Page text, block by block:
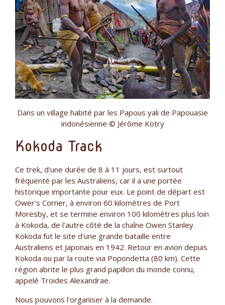
Dans un village habité par les Papous yali de Papouasie
indonésienne © Jérôme Kotry
Kokoda Track
Ce trek, d'une durée de 8 à 11 jours, est surtout
fréquenté par les Australiens, car il a une portée
historique importante pour eux. Le point de départ est
Ower's Corner, à environ 60 kilomètres de Port
Moresby, et se termine environ 100 kilomètres plus loin
à Kokoda, de l'autre côté de la chaîne Owen Stanley.
Kokoda fut le site d'une grande bataille entre
Australiens et Japonais en 1942. Retour en avion depuis
Kokoda ou par la route via Popondetta (80 km). Cette
région abrite le plus grand papillon du monde connu,
appelé Troides Alexandrae.
Nous pouvons l'organiser à la demande.